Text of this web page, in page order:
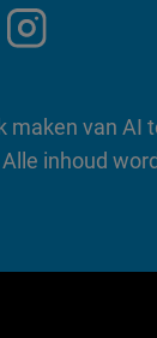
maken van AI
inhoud